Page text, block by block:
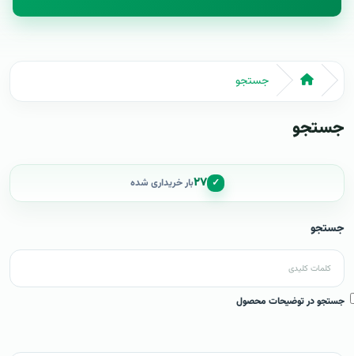
جستجو
جستجو
✓ ۲۷بار خریداری شده
جستجو
جستجو در توضیحات محصول